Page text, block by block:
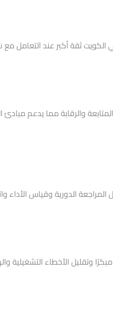
ثقة أكبر عند التعامل مع
والرقابة مما يدعم
الدورية وقياس الأداء
وتقليل الأخطاء التشغيلية